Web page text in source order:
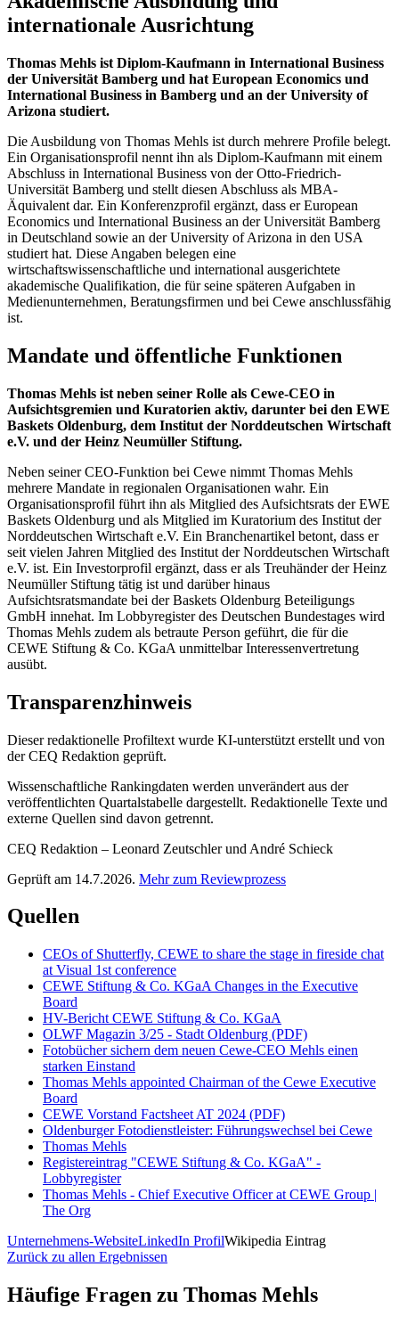
internationale Ausrichtung
Thomas Mehls ist Diplom-Kaufmann in International Business
der Universität Bamberg und hat European Economics und
International Business in Bamberg und an der University of
Arizona studiert.
Die Ausbildung von Thomas Mehls ist durch mehrere Profile belegt.
Ein Organisationsprofil nennt ihn als Diplom-Kaufmann mit einem
Abschluss in International Business von der Otto-Friedrich-
Universität Bamberg und stellt diesen Abschluss als MBA-
Äquivalent dar. Ein Konferenzprofil ergänzt, dass er European
Economics und International Business an der Universität Bamberg
in Deutschland sowie an der University of Arizona in den USA
studiert hat. Diese Angaben belegen eine
wirtschaftswissenschaftliche und international ausgerichtete
akademische Qualifikation, die für seine späteren Aufgaben in
Medienunternehmen, Beratungsfirmen und bei Cewe anschlussfähig
ist.
Mandate und öffentliche Funktionen
Thomas Mehls ist neben seiner Rolle als Cewe-CEO in
Aufsichtsgremien und Kuratorien aktiv, darunter bei den EWE
Baskets Oldenburg, dem Institut der Norddeutschen Wirtschaft
e.V. und der Heinz Neumüller Stiftung.
Neben seiner CEO-Funktion bei Cewe nimmt Thomas Mehls
mehrere Mandate in regionalen Organisationen wahr. Ein
Organisationsprofil führt ihn als Mitglied des Aufsichtsrats der EWE
Baskets Oldenburg und als Mitglied im Kuratorium des Institut der
Norddeutschen Wirtschaft e.V. Ein Branchenartikel betont, dass er
seit vielen Jahren Mitglied des Institut der Norddeutschen Wirtschaft
e.V. ist. Ein Investorprofil ergänzt, dass er als Treuhänder der Heinz
Neumüller Stiftung tätig ist und darüber hinaus
Aufsichtsratsmandate bei der Baskets Oldenburg Beteiligungs
GmbH innehat. Im Lobbyregister des Deutschen Bundestages wird
Thomas Mehls zudem als betraute Person geführt, die für die
CEWE Stiftung & Co. KGaA unmittelbar Interessenvertretung
ausübt.
Transparenzhinweis
Dieser redaktionelle Profiltext wurde KI-unterstützt erstellt und von
der CEQ Redaktion geprüft.
Wissenschaftliche Rankingdaten werden unverändert aus der
veröffentlichten Quartalstabelle dargestellt. Redaktionelle Texte und
externe Quellen sind davon getrennt.
CEQ Redaktion – Leonard Zeutschler und André Schieck
Geprüft am 14.7.2026. Mehr zum Reviewprozess
Quellen
CEOs of Shutterfly, CEWE to share the stage in fireside chat
at Visual 1st conference
CEWE Stiftung & Co. KGaA Changes in the Executive
Board
HV-Bericht CEWE Stiftung & Co. KGaA
OLWF Magazin 3/25 - Stadt Oldenburg (PDF)
Fotobücher sichern dem neuen Cewe-CEO Mehls einen
starken Einstand
Thomas Mehls appointed Chairman of the Cewe Executive
Board
CEWE Vorstand Factsheet AT 2024 (PDF)
Oldenburger Fotodienstleister: Führungswechsel bei Cewe
Thomas Mehls
Registereintrag "CEWE Stiftung & Co. KGaA" -
Lobbyregister
Thomas Mehls - Chief Executive Officer at CEWE Group |
The Org
Unternehmens-WebsiteLinkedIn ProfilWikipedia Eintrag
Zurück zu allen Ergebnissen
Häufige Fragen zu Thomas Mehls